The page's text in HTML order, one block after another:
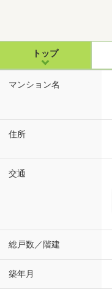
トップ
マンション名
住所
交通
総戸数／階建
築年月